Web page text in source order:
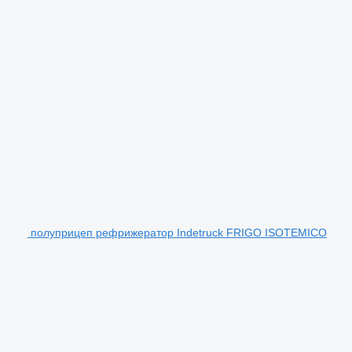
полуприцеп рефрижератор Indetruck FRIGO ISOTEMICO